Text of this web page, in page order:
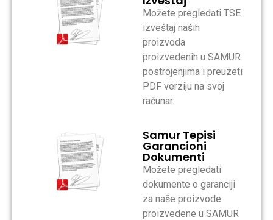
Možete pregledati TSE
izveštaj naših
proizvoda
proizvedenih u SAMUR
postrojenjima i preuzeti
PDF verziju na svoj
računar.
Samur Tepisi
Garancioni
Dokumenti
Možete pregledati
dokumente o garanciji
za naše proizvode
proizvedene u SAMUR